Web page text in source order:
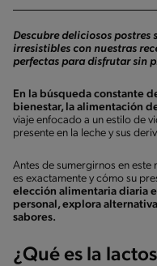
Descubre deliciosos postres
irresistibles con nuestras
perfectas para disfrutar sin
En la búsqueda constante
bienestar, la alimentación
viaje enfocado a un estilo de
presente en la leche y sus
Antes de sumergirnos en
es exactamente y cómo su
elección alimentaria diaria
personal, explora
sabores.
¿Qué es la